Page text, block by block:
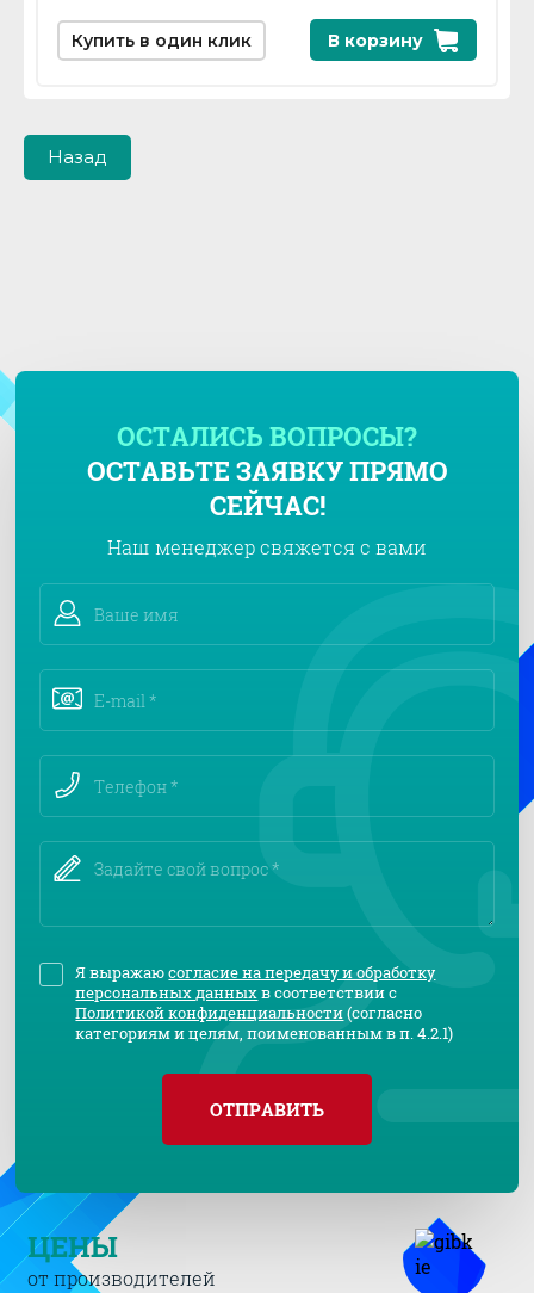
В корзину
Купить в один клик
Назад
ОСТАЛИСЬ ВОПРОСЫ?
ОСТАВЬТЕ ЗАЯВКУ ПРЯМО
СЕЙЧАС!
Наш менеджер свяжется с вами
Я выражаюсогласие на передачу и обработку
персональных данныхв соответствии с
Политикой конфиденциальности(согласно
категориям и целям, поименованным в п. 4.2.1)
ОТПРАВИТЬ
ЦЕНЫ
от производителей